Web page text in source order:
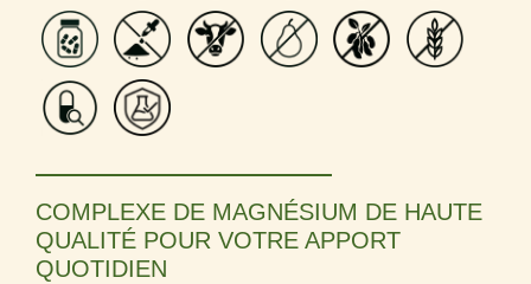
COMPLEXE DE MAGNÉSIUM DE HAUTE
QUALITÉ POUR VOTRE APPORT
QUOTIDIEN